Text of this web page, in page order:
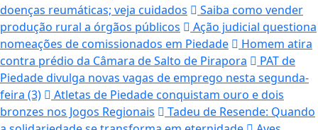
doenças reumáticas; veja cuidados
Saiba como vender
produção rural a órgãos públicos
Ação judicial questiona
nomeações de comissionados em Piedade
Homem atira
contra prédio da Câmara de Salto de Pirapora
PAT de
Piedade divulga novas vagas de emprego nesta segunda-
feira (3)
Atletas de Piedade conquistam ouro e dois
bronzes nos Jogos Regionais
Tadeu de Resende: Quando